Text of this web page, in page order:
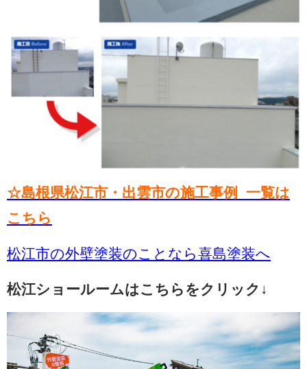
☆島根県松江市・出雲市の施工事例 一覧は
こちら
松江市の外壁塗装のことなら喜島塗装へ
松江ショールームはこちらをクリック↓